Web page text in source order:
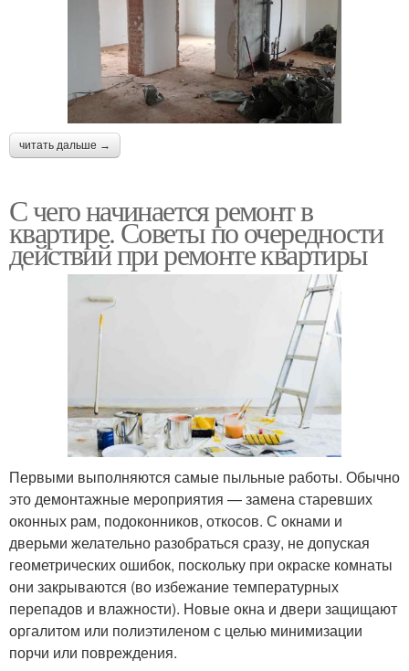
читать дальше →
С чего начинается ремонт в
квартире. Советы по очередности
действий при ремонте квартиры
Первыми выполняются самые пыльные работы. Обычно
это демонтажные мероприятия — замена старевших
оконных рам, подоконников, откосов. С окнами и
дверьми желательно разобраться сразу, не допуская
геометрических ошибок, поскольку при окраске комнаты
они закрываются (во избежание температурных
перепадов и влажности). Новые окна и двери защищают
оргалитом или полиэтиленом с целью минимизации
порчи или повреждения.